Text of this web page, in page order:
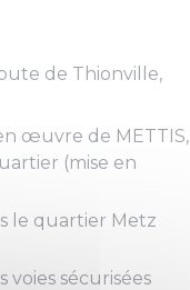
de Thionville,
œuvre de METTIS,
(mise en
le quartier Metz
sécurisées